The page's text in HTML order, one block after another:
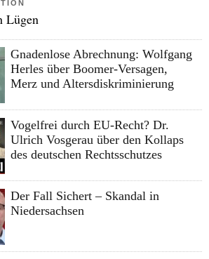
Lügen
Gnadenlose Abrechnung: Wolfgang
Herles über Boomer-Versagen,
Merz und Altersdiskriminierung
Vogelfrei durch EU-Recht? Dr.
Ulrich Vosgerau über den Kollaps
des deutschen Rechtsschutzes
Der Fall Sichert – Skandal in
Niedersachsen